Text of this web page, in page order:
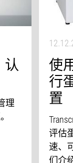
认
理
使
行
置
评估
速、
们介